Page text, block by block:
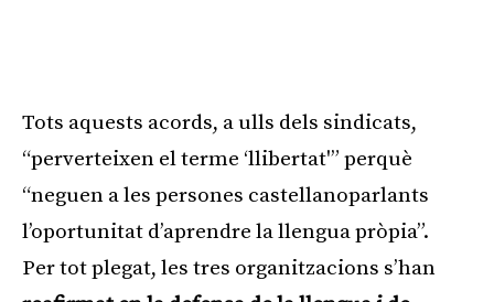
Tots aquests acords, a ulls dels sindicats,
“perverteixen el terme ‘llibertat'” perquè
“neguen a les persones castellanoparlants
l’oportunitat d’aprendre la llengua pròpia”.
Per tot plegat, les tres organitzacions s’han